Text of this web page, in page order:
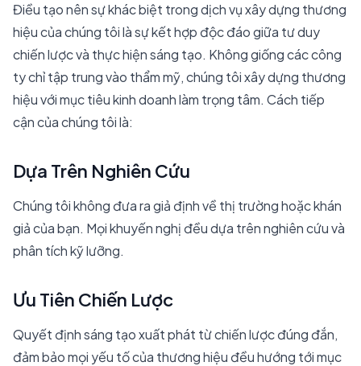
Điều tạo nên sự khác biệt trong dịch vụ xây dựng thương
hiệu của chúng tôi là sự kết hợp độc đáo giữa tư duy
chiến lược và thực hiện sáng tạo. Không giống các công
ty chỉ tập trung vào thẩm mỹ, chúng tôi xây dựng thương
hiệu với mục tiêu kinh doanh làm trọng tâm. Cách tiếp
cận của chúng tôi là:
Dựa Trên Nghiên Cứu
Chúng tôi không đưa ra giả định về thị trường hoặc khán
giả của bạn. Mọi khuyến nghị đều dựa trên nghiên cứu và
phân tích kỹ lưỡng.
Ưu Tiên Chiến Lược
Quyết định sáng tạo xuất phát từ chiến lược đúng đắn,
đảm bảo mọi yếu tố của thương hiệu đều hướng tới mục